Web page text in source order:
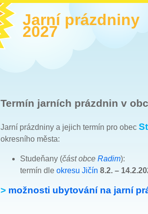
Jarní prázdniny
2027
Termín jarních prázdnin v
Jarní prázdniny a jejich termín pro obec
okresního města:
Studeňany (část obce Radim):
termín dle okresu Jičín 8.2. –
> možnosti ubytování na jarní